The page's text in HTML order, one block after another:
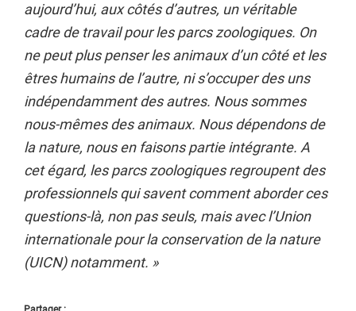
aujourd’hui, aux côtés d’autres, un véritable
cadre de travail pour les parcs zoologiques. On
ne peut plus penser les animaux d’un côté et les
êtres humains de l’autre, ni s’occuper des uns
indépendamment des autres. Nous sommes
nous-mêmes des animaux. Nous dépendons de
la nature, nous en faisons partie intégrante. A
cet égard, les parcs zoologiques regroupent des
professionnels qui savent comment aborder ces
questions-là, non pas seuls, mais avec l’Union
internationale pour la conservation de la nature
(UICN) notamment. »